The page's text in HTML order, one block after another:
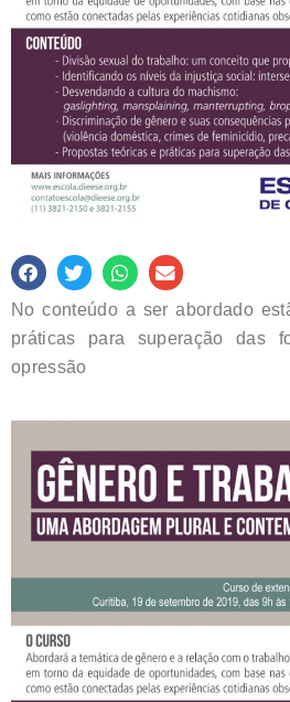
No conteúdo a ser abordado
práticas para superação das
opressão